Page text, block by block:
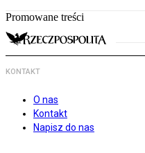
Promowane treści
KONTAKT
O nas
Kontakt
Napisz do nas